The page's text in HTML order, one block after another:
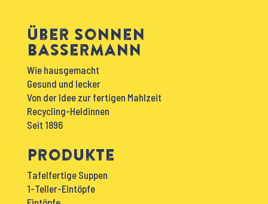
Über Sonnen
Bassermann
Wie hausgemacht
Gesund und lecker
Von der Idee zur fertigen Mahlzeit
Recycling-Heldinnen
Seit 1896
Produkte
Tafelfertige Suppen
1-Teller-Eintöpfe